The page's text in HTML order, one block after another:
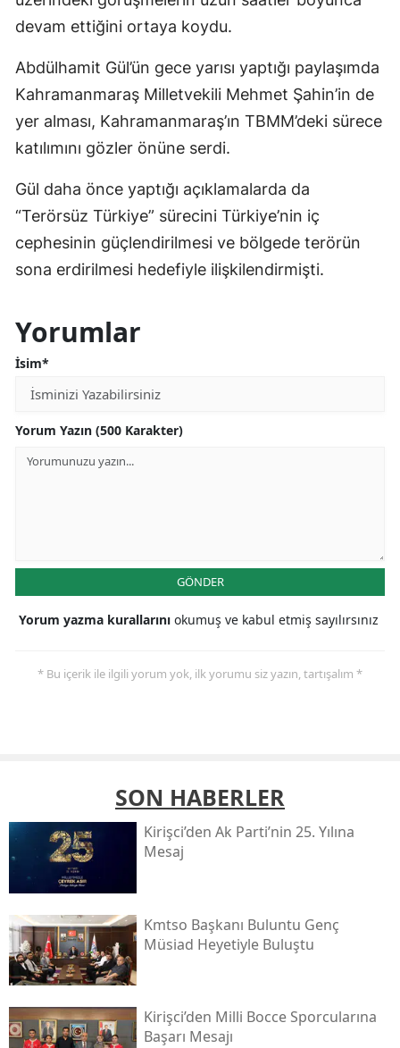
devam ettiğini ortaya koydu.
Abdülhamit Gül’ün gece yarısı yaptığı paylaşımda
Kahramanmaraş Milletvekili Mehmet Şahin’in de
yer alması, Kahramanmaraş’ın TBMM’deki sürece
katılımını gözler önüne serdi.
Gül daha önce yaptığı açıklamalarda da
“Terörsüz Türkiye” sürecini Türkiye’nin iç
cephesinin güçlendirilmesi ve bölgede terörün
sona erdirilmesi hedefiyle ilişkilendirmişti.
Yorumlar
İsim*
Yorum Yazın (500 Karakter)
GÖNDER
Yorum yazma kurallarını okumuş ve kabul etmiş sayılırsınız
* Bu içerik ile ilgili yorum yok, ilk yorumu siz yazın, tartışalım *
SON HABERLER
Kirişci’den Ak Parti’nin 25. Yılına
Mesaj
Kmtso Başkanı Buluntu Genç
Müsi̇ad Heyetiyle Buluştu
Kirişci’den Milli Bocce Sporcularına
Başarı Mesajı